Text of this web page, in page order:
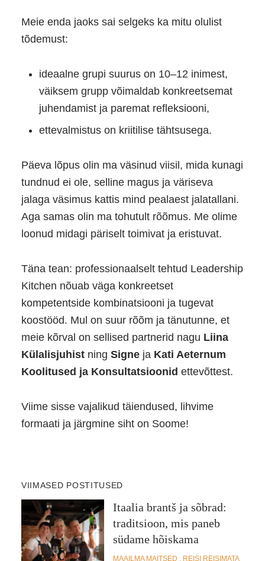
Meie enda jaoks sai selgeks ka mitu olulist
tõdemust:
ideaalne grupi suurus on 10–12 inimest,
väiksem grupp võimaldab konkreetsemat
juhendamist ja paremat refleksiooni,
ettevalmistus on kriitilise tähtsusega.
Päeva lõpus olin ma väsinud viisil, mida kunagi
tundnud ei ole, selline magus ja väriseva
jalaga väsimus kattis mind pealaest jalatallani.
Aga samas olin ma tohutult rõõmus. Me olime
loonud midagi päriselt toimivat ja eristuvat.
Täna tean: professionaalselt tehtud Leadership
Kitchen nõuab väga konkreetset
kompetentside kombinatsiooni ja tugevat
koostööd. Mul on suur rõõm ja tänutunne, et
meie kõrval on sellised partnerid nagu Liina
Külalisjuhistning Signeja Kati Aeternum
Koolitused ja Konsultatsioonid ettevõttest.
Viime sisse vajalikud täiendused, lihvime
formaati ja järgmine siht on Soome!
VIIMASED POSTITUSED
Itaalia brantš ja sõbrad:
traditsioon, mis paneb
südame hõiskama
MAAILMA MAITSED REISI REISIMATA